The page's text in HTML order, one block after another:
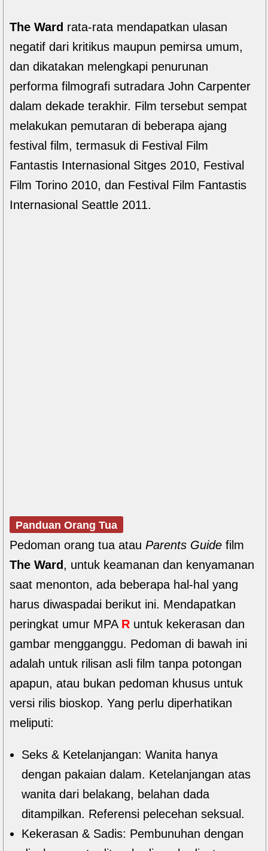
The Ward rata-rata mendapatkan ulasan
negatif dari kritikus maupun pemirsa umum,
dan dikatakan melengkapi penurunan
performa filmografi sutradara John Carpenter
dalam dekade terakhir. Film tersebut sempat
melakukan pemutaran di beberapa ajang
festival film, termasuk di Festival Film
Fantastis Internasional Sitges 2010, Festival
Film Torino 2010, dan Festival Film Fantastis
Internasional Seattle 2011.
Panduan Orang Tua
Pedoman orang tua atau Parents Guide film
The Ward, untuk keamanan dan kenyamanan
saat menonton, ada beberapa hal-hal yang
harus diwaspadai berikut ini. Mendapatkan
peringkat umur MPA R untuk kekerasan dan
gambar mengganggu. Pedoman di bawah ini
adalah untuk rilisan asli film tanpa potongan
apapun, atau bukan pedoman khusus untuk
versi rilis bioskop. Yang perlu diperhatikan
meliputi:
Seks & Ketelanjangan: Wanita hanya
dengan pakaian dalam. Ketelanjangan atas
wanita dari belakang, belahan dada
ditampilkan. Referensi pelecehan seksual.
Kekerasan & Sadis: Pembunuhan dengan